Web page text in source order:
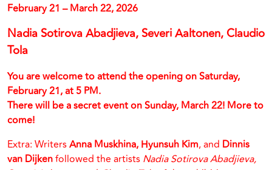
February 21 – March 22, 2026
Nadia Sotirova Abadjieva, Severi Aaltonen, Claudio
Tola
You are welcome to attend the opening on Saturday,
February 21, at 5 PM.
There will be a secret event on Sunday, March 22! More to
come!
Extra: WritersAnna Muskhina, Hyunsuh Kim, and Dinnis
van Dijkenfollowed the artists Nadia Sotirova Abadjieva,